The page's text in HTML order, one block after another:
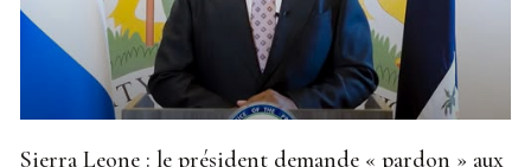
Sierra Leone : le président demande « pardon » aux